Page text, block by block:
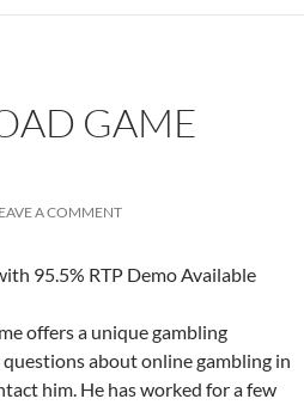
GAME
A COMMENT
95.5% RTP Demo Available
offers a unique gambling
about online gambling in
him. He has worked for a few